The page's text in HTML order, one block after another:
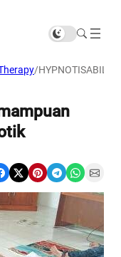
/
Share on X Share on Pinterest Share on Telegram Share on WhatsApp Share on Email